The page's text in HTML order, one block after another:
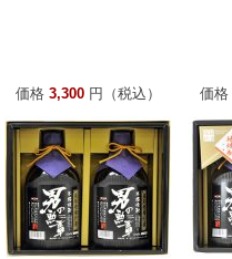
価格 3,300円（税込） 価格